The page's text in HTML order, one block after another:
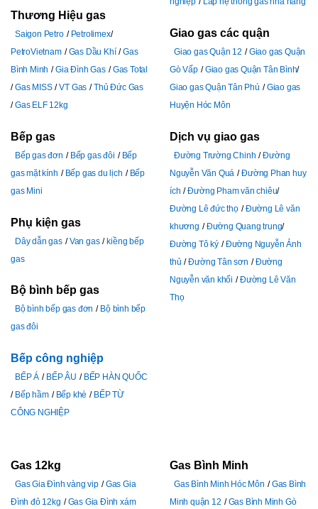
Thương Hiệu gas
Saigon Petro
Petrolimex
PetroVietnam
Gas Dầu Khí
Gas
Bình Minh
Gia Đình Gas
Gas Total
Gas MISS
VT Gas
Thủ Đức Gas
Gas ELF 12kg
Bếp gas
Bếp gas đơn Bếp gas đôi
Bếp
gas mặt kính
Bếp gas du lịch
Bếp
gas Mini
Phụ kiện gas
Dây dẫn gas Van gas
kiềng bếp
gas
Bộ bình bếp gas
Bộ bình bếp gas đơn
Bộ bình bếp
gas đôi
Bếp công nghiệp
BẾP Á BẾP ÂU
BẾP HÀN QUỐC
Bếp hầm
Bếp khè
BẾP TỪ
CÔNG NGHIỆP
Giao gas các quận
Giao gas Quận 12
Giao gas Quận
Gò Vấp
Giao gas Quận Tân Bình
Giao gas Quận Tân Phú
Giao gas
Huyện Hóc Môn
Dịch vụ giao gas
Đường Trường Chinh
Đường
Nguyễn Văn Quá
Đường Phan huy
ích
Đường Pham văn chiêu
Đường Lê đức thọ
Đường Lê văn
khương
Đường Quang trung
Đường Tô ký
Đường Nguyễn Ảnh
thủ
Đường Tân sơn
Đường
Nguyễn văn khối
Đường Lê Văn
Thọ
Gas 12kg
Gas Gia Đình vàng vip
Gas Gia
Đình đỏ 12kg
Gas Gia Đình xám
Gas Bình Minh
Gas Bình Minh Hóc Môn
Gas Bình
Minh quận 12
Gas Bình Minh Gò